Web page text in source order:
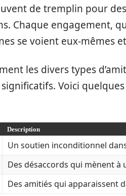
de tremplin pour
Chaque engagement,
se voient eux-mêmes
les divers types
Voici
Description
Un soutien inconditionnel
Des désaccords qui mènent à
Des amitiés qui apparaissent